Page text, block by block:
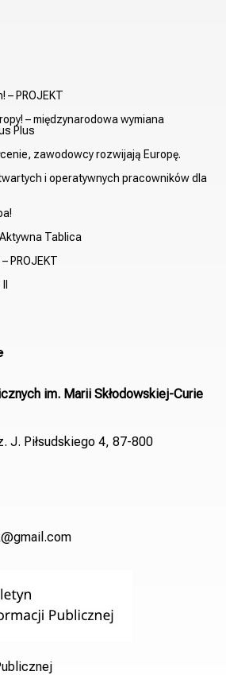
– PROJEKT
– międzynarodowa wymiana
Plus
zawodowcy rozwijają Europę.
i operatywnych pracowników dla
Tablica
PROJEKT
im. Marii Skłodowskiej-Curie
J. Piłsudskiego 4, 87-800